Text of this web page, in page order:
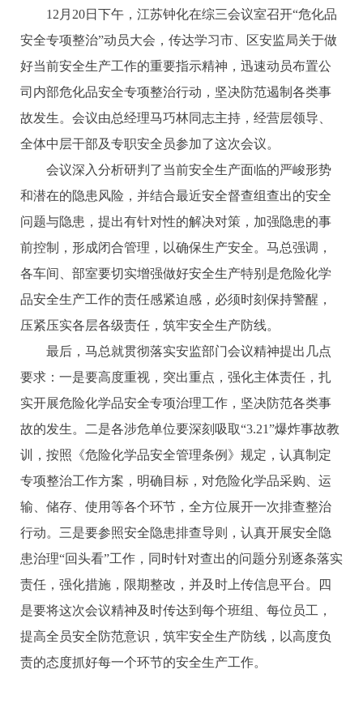
12月20日下午，江苏钟化在综三会议室召开“危化品
安全专项整治”动员大会，传达学习市、区安监局关于做
好当前安全生产工作的重要指示精神，迅速动员布置公
司内部危化品安全专项整治行动，坚决防范遏制各类事
故发生。会议由总经理马巧林同志主持，经营层领导、
全体中层干部及专职安全员参加了这次会议。
会议深入分析研判了当前安全生产面临的严峻形势
和潜在的隐患风险，并结合最近安全督查组查出的安全
问题与隐患，提出有针对性的解决对策，加强隐患的事
前控制，形成闭合管理，以确保生产安全。马总强调，
各车间、部室要切实增强做好安全生产特别是危险化学
品安全生产工作的责任感紧迫感，必须时刻保持警醒，
压紧压实各层各级责任，筑牢安全生产防线。
最后，马总就贯彻落实安监部门会议精神提出几点
要求：一是要高度重视，突出重点，强化主体责任，扎
实开展危险化学品安全专项治理工作，坚决防范各类事
故的发生。二是各涉危单位要深刻吸取“3.21”爆炸事故教
训，按照《危险化学品安全管理条例》规定，认真制定
专项整治工作方案，明确目标，对危险化学品采购、运
输、储存、使用等各个环节，全方位展开一次排查整治
行动。三是要参照安全隐患排查导则，认真开展安全隐
患治理“回头看”工作，同时针对查出的问题分别逐条落实
责任，强化措施，限期整改，并及时上传信息平台。四
是要将这次会议精神及时传达到每个班组、每位员工，
提高全员安全防范意识，筑牢安全生产防线，以高度负
责的态度抓好每一个环节的安全生产工作。